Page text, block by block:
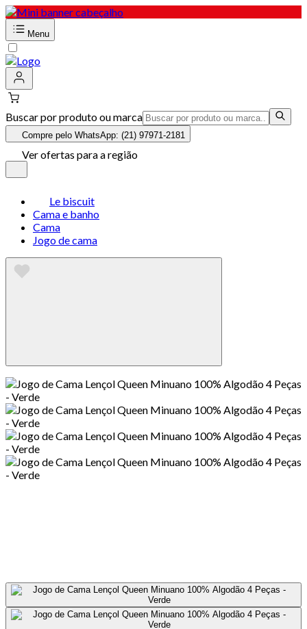
Menu
Buscar por produto ou marca
Compre pelo WhatsApp: (21) 97971-2181
Ver ofertas para a região
Le biscuit
Cama e banho
Cama
Jogo de cama